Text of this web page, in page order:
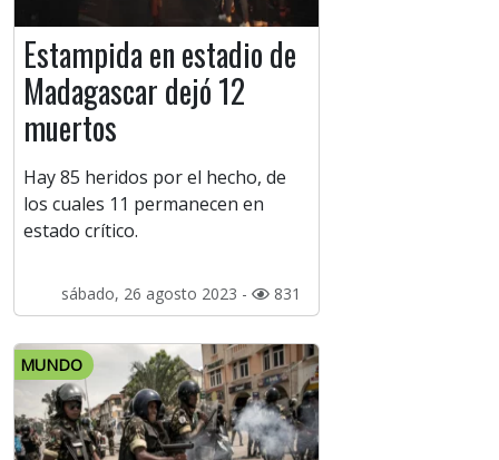
Estampida en estadio de
Madagascar dejó 12
muertos
Hay 85 heridos por el hecho, de
los cuales 11 permanecen en
estado crítico.
sábado, 26 agosto 2023 - 831
MUNDO